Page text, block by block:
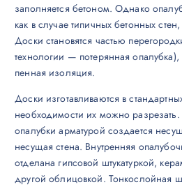
заполняется бетоном. Однако
как в случае типичных бетонных
Доски становятся частью
технологии — потерянная
пенная изоляция.
Доски изготавливаются в
необходимости их можно
опалубки арматурой создается
несущая стена. Внутренняя
отделана гипсовой штукатуркой,
другой облицовкой. Тонкослойная